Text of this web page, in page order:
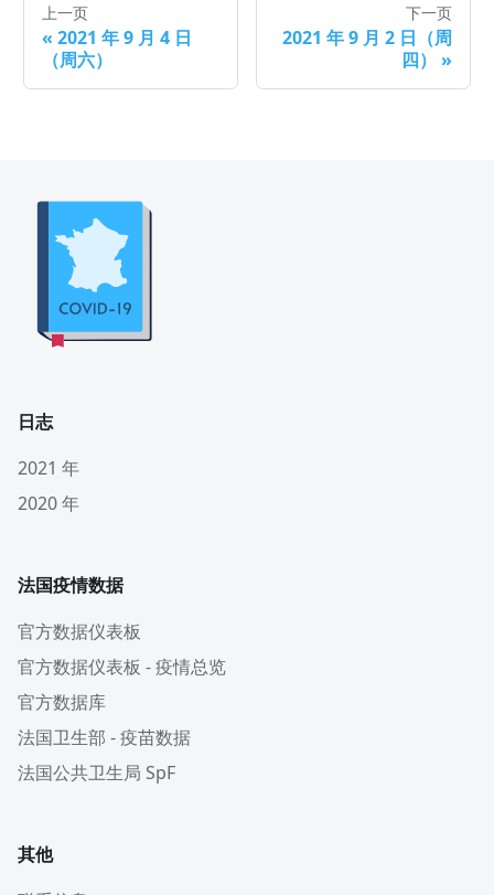
上一页
« 2021 年 9 月 4 日
（周六）
下一页
2021 年 9 月 2 日（周
四）
»
日志
2021 年
2020 年
法国疫情数据
官方数据仪表板
官方数据仪表板 - 疫情总览
官方数据库
法国卫生部 - 疫苗数据
法国公共卫生局 SpF
其他